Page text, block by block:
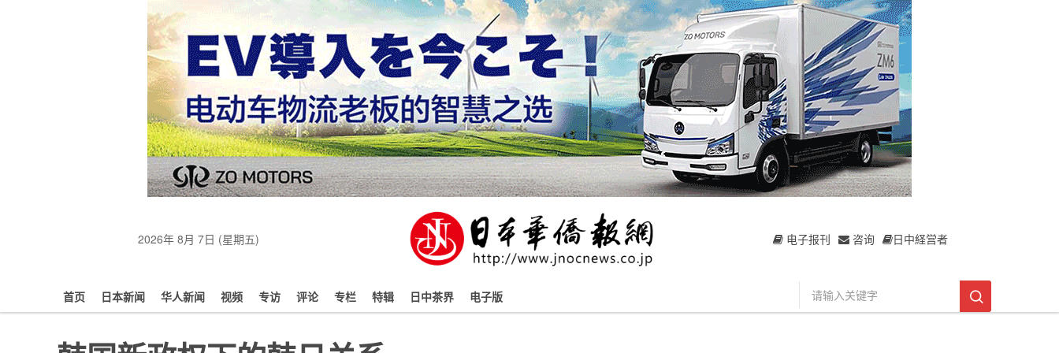
2026年 8月 7日 (星期五) 电子报刊 咨询 日中経営者
首页 日本新闻 华人新闻 视频 专访 评论 专栏 特辑 日中茶界 电子版